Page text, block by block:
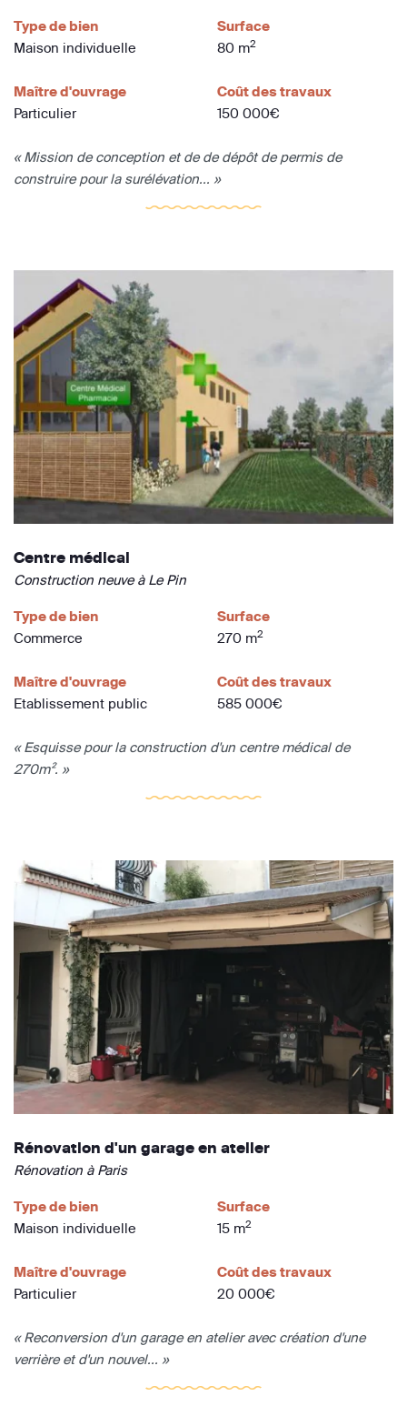
Type de bien
Maison individuelle
Surface
80 m2
Maître d'ouvrage
Particulier
Coût des travaux
150 000€
« Mission de conception et de de dépôt de permis de
construire pour la surélévation... »
Centre médical
Construction neuve à Le Pin
Type de bien
Commerce
Surface
270 m2
Maître d'ouvrage
Etablissement public
Coût des travaux
585 000€
« Esquisse pour la construction d'un centre médical de
270m². »
Rénovation d'un garage en atelier
Rénovation à Paris
Type de bien
Maison individuelle
Surface
15 m2
Maître d'ouvrage
Particulier
Coût des travaux
20 000€
« Reconversion d'un garage en atelier avec création d'une
verrière et d'un nouvel... »